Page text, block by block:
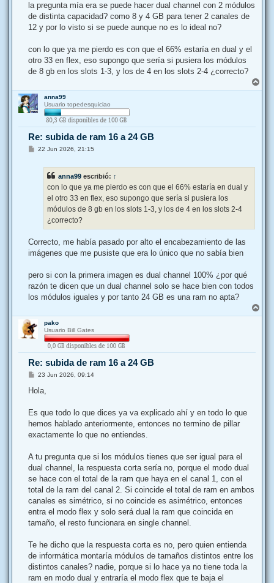
la pregunta mía era se puede hacer dual channel con 2 módulos
de distinta capacidad? como 8 y 4 GB para tener 2 canales de
12 y por lo visto si se puede aunque no es lo ideal no?
con lo que ya me pierdo es con que el 66% estaría en dual y el
otro 33 en flex, eso supongo que sería si pusiera los módulos
de 8 gb en los slots 1-3, y los de 4 en los slots 2-4 ¿correcto?
r
anna99
Usuario topedesquiciao
Re: subida de ram 16 a 24 GB
M22 Jun 2026, 21:15
anna99 escribió: ↑
con lo que ya me pierdo es con que el 66% estaría en dual y
el otro 33 en flex, eso supongo que sería si pusiera los
módulos de 8 gb en los slots 1-3, y los de 4 en los slots 2-4
¿correcto?
Correcto, me había pasado por alto el encabezamiento de las
imágenes que me pusiste que era lo único que no sabía bien
pero si con la primera imagen es dual channel 100% ¿por qué
razón te dicen que un dual channel solo se hace bien con todos
los módulos iguales y por tanto 24 GB es una ram no apta?
r
pako
Usuario Bill Gates
Re: subida de ram 16 a 24 GB
M
n
j
23 Jun 2026, 09:14
Hola,
Es que todo lo que dices ya va explicado ahí y en todo lo que
hemos hablado anteriormente, entonces no termino de pillar
exactamente lo que no entiendes.
A tu pregunta que si los módulos tienes que ser igual para el
dual channel, la respuesta corta sería no, porque el modo dual
se hace con el total de la ram que haya en el canal 1, con el
total de la ram del canal 2. Si coincide el total de ram en ambos
canales es simétrico, si no coincide es asimétrico, entonces
entra el modo flex y solo será dual la ram que coincida en
tamaño, el resto funcionara en single channel.
Te he dicho que la respuesta corta es no, pero quien entienda
de informática montaría módulos de tamaños distintos entre los
distintos canales? nadie, porque si lo hace ya no tiene toda la
ram en modo dual y entraría el modo flex que te baja el